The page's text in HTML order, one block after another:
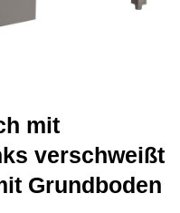
mit
verschweißt
Grundboden